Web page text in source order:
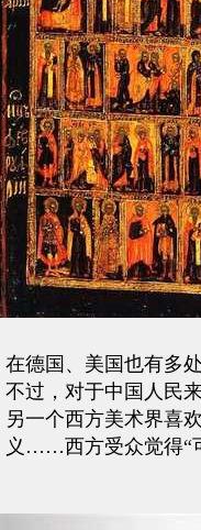
在德国、美国也有多
不过，对于中国人民
另一个西方美术界喜
义……西方受众觉得“